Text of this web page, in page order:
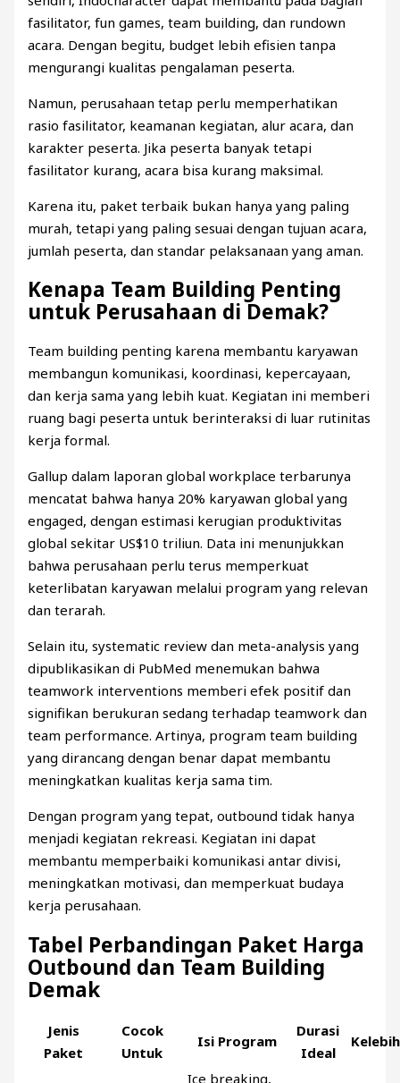
fasilitator, fun games, team building, dan rundown
acara. Dengan begitu, budget lebih efisien tanpa
mengurangi kualitas pengalaman peserta.
Namun, perusahaan tetap perlu memperhatikan
rasio fasilitator, keamanan kegiatan, alur acara, dan
karakter peserta. Jika peserta banyak tetapi
fasilitator kurang, acara bisa kurang maksimal.
Karena itu, paket terbaik bukan hanya yang paling
murah, tetapi yang paling sesuai dengan tujuan acara,
jumlah peserta, dan standar pelaksanaan yang aman.
Kenapa Team Building Penting
untuk Perusahaan di Demak?
Team building penting karena membantu karyawan
membangun komunikasi, koordinasi, kepercayaan,
dan kerja sama yang lebih kuat. Kegiatan ini memberi
ruang bagi peserta untuk berinteraksi di luar rutinitas
kerja formal.
Gallup dalam laporan global workplace terbarunya
mencatat bahwa hanya 20% karyawan global yang
engaged, dengan estimasi kerugian produktivitas
global sekitar US$10 triliun. Data ini menunjukkan
bahwa perusahaan perlu terus memperkuat
keterlibatan karyawan melalui program yang relevan
dan terarah.
Selain itu, systematic review dan meta-analysis yang
dipublikasikan di PubMed menemukan bahwa
teamwork interventions memberi efek positif dan
signifikan berukuran sedang terhadap teamwork dan
team performance. Artinya, program team building
yang dirancang dengan benar dapat membantu
meningkatkan kualitas kerja sama tim.
Dengan program yang tepat, outbound tidak hanya
menjadi kegiatan rekreasi. Kegiatan ini dapat
membantu memperbaiki komunikasi antar divisi,
meningkatkan motivasi, dan memperkuat budaya
kerja perusahaan.
Tabel Perbandingan Paket Harga
Outbound dan Team Building
Demak
Jenis
Paket
Cocok
Untuk
Isi Program
Durasi
Ideal
Ice breaking,